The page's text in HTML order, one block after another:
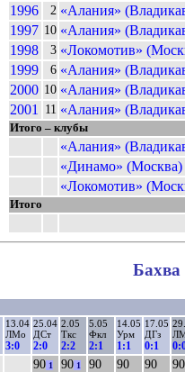
1996
2 «Алания»
1997 10 «Алания»
1998
3 «Локомотив»
1999
6 «Алания»
2000 10 «Алания»
2001
11 «Алания»
Итого – клубы
«Алания»
«Динамо» (Москва)
«Локомотив»
Итого
Бахва
13.04
ЛМо
3:0
25.04
ДСт
2:0
2.05
Ткс
2:2
5.05
Фкл
2:1
14.05
Урм
1:1
17.05
ДГз
0:1
90 1 90 1 90 90 90 90